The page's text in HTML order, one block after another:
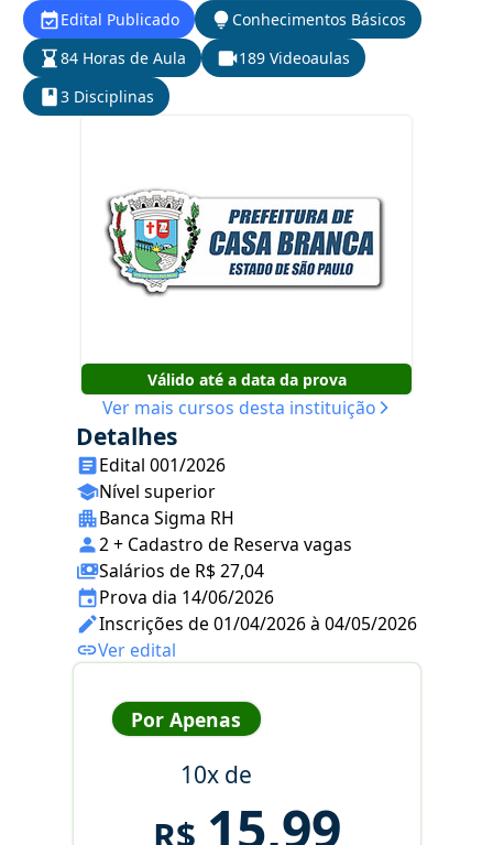
Edital Publicado
Conhecimentos Básicos
84 Horas de Aula
189 Videoaulas
3 Disciplinas
Válido até a data da prova
Ver mais cursos desta instituição
Detalhes
Edital 001/2026
Nível superior
Banca Sigma RH
2 + Cadastro de Reserva vagas
Salários de R$ 27,04
Prova dia 14/06/2026
Inscrições de 01/04/2026 à 04/05/2026
Ver edital
Por Apenas
10x de
15,99